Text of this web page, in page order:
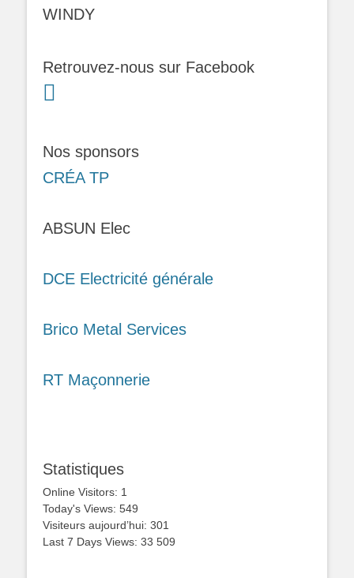
WINDY
Retrouvez-nous sur Facebook
Nos sponsors
CRÉA TP
ABSUN Elec
DCE Electricité générale
Brico Metal Services
RT Maçonnerie
Statistiques
Online Visitors: 1
Today's Views: 549
Visiteurs aujourd’hui: 301
Last 7 Days Views: 33 509